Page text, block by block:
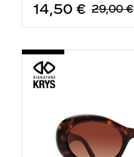
14,50 € 29,00 €